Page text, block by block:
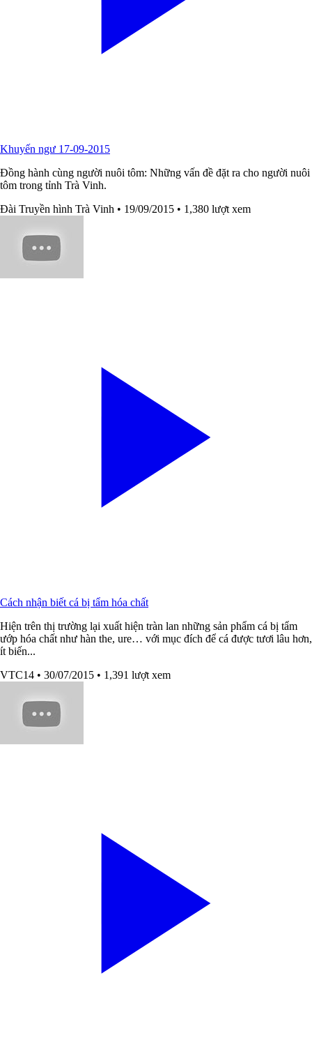
Khuyến ngư 17-09-2015
Đồng hành cùng người nuôi tôm: Những vấn đề đặt ra cho người nuôi
tôm trong tỉnh Trà Vinh.
Đài Truyền hình Trà Vinh • 19/09/2015 • 1,380 lượt xem
Cách nhận biết cá bị tẩm hóa chất
Hiện trên thị trường lại xuất hiện tràn lan những sản phẩm cá bị tẩm
ướp hóa chất như hàn the, ure… với mục đích để cá được tươi lâu hơn,
ít biến...
VTC14 • 30/07/2015 • 1,391 lượt xem